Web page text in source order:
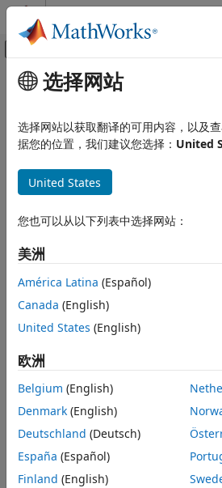
跳到内容
画布外导航菜单切换
文档主页
FPGA、ASIC 和 SoC 开发
数据类型探索
定点设定
MATLAB 中的定点设定
Simulink 中的定点设定
插桩和可视化
算法加速
主要内容
定点设定
在 MATLAB®和 Simulink® 中创建定
类别
MATLAB 中的定点设定
Simulink 中的定点设定
在 Simulink 模型中创建和使用定点数
选择网站
选择网站以获取翻译的可用内容，以及
据您的位置，我们建议您选择： United
United States
您也可以从以下列表中选择网站：
美洲
América Latina (Español)
Canada (English)
United States (English)
欧洲
Belgium (English)
Denmark (English)
Deutschland (Deutsch)
España (Español)
Finland (English)
信任中心 商标 隐私政策 防盗版
联系我们
© 1994-2026 The MathWorks, Inc.